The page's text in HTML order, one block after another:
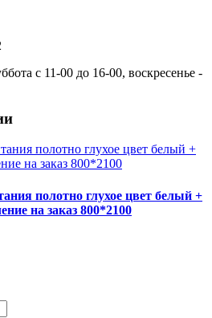
с 11-00 до 16-00, воскресенье -
полотно глухое цвет белый +
на заказ 800*2100